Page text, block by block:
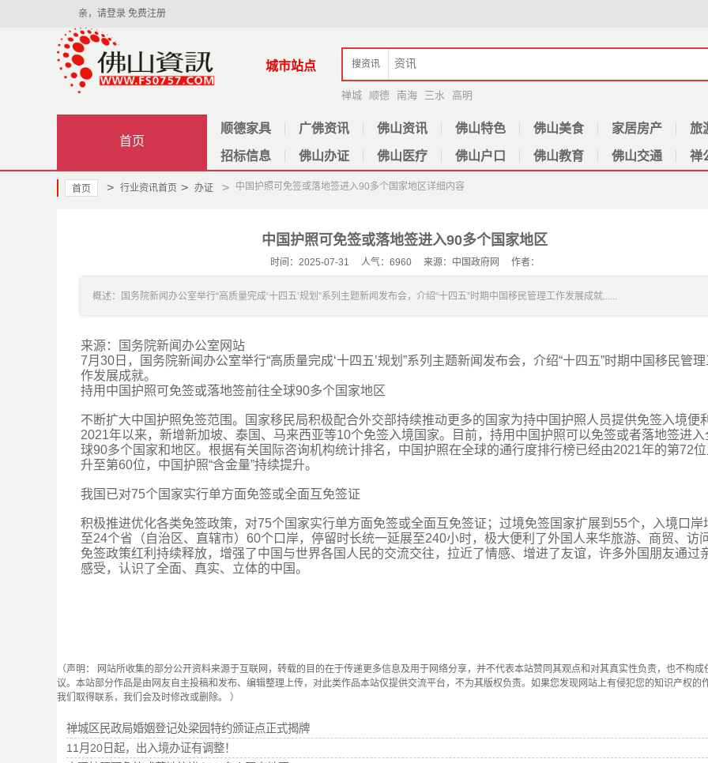
亲，请登录 免费注册
城市站点 搜资讯
禅城 顺德 南海 三水 高明
首页
顺德家具 广佛资讯 佛山资讯 佛山特色 佛山美食 家居房产 旅
招标信息 佛山办证 佛山医疗 佛山户口 佛山教育 佛山交通 禅
首页 > 行业资讯首页 > 办证 > 中国护照可免签或落地签进入90多个国家地区详细内容
中国护照可免签或落地签进入90多个国家地区
时间：2025-07-31 人气：6960 来源：中国政府网 作者：
概述：国务院新闻办公室举行“高质量完成‘十四五’规划”系列主题新闻发布会，介绍“十四五”时期中国移民管理工作发展成就......
来源：国务院新闻办公室网站
7月30日，国务院新闻办公室举行“高质量完成‘十四五’规划”系列主题新闻发布会，介绍“十四五”时期中国移民管理
作发展成就。
持用中国护照可免签或落地签前往全球90多个国家地区
不断扩大中国护照免签范围。国家移民局积极配合外交部持续推动更多的国家为持中国护照人员提供免签入境便
2021年以来，新增新加坡、泰国、马来西亚等10个免签入境国家。目前，持用中国护照可以免签或者落地签进入
球90多个国家和地区。根据有关国际咨询机构统计排名，中国护照在全球的通行度排行榜已经由2021年的第72位
升至第60位，中国护照“含金量”持续提升。
我国已对75个国家实行单方面免签或全面互免签证
积极推进优化各类免签政策，对75个国家实行单方面免签或全面互免签证；过境免签国家扩展到55个，入境口岸
至24个省（自治区、直辖市）60个口岸，停留时长统一延展至240小时，极大便利了外国人来华旅游、商贸、访问
免签政策红利持续释放，增强了中国与世界各国人民的交流交往，拉近了情感、增进了友谊，许多外国朋友通过
感受，认识了全面、真实、立体的中国。
（声明： 网站所收集的部分公开资料来源于互联网，转载的目的在于传递更多信息及用于网络分享，并不代表本站赞同其观点和对其真实性负责，也不构成
议。本站部分作品是由网友自主投稿和发布、编辑整理上传，对此类作品本站仅提供交流平台，不为其版权负责。如果您发现网站上有侵犯您的知识产权的
我们取得联系，我们会及时修改或删除。 ）
禅城区民政局婚姻登记处梁园特约颁证点正式揭牌
11月20日起，出入境办证有调整！